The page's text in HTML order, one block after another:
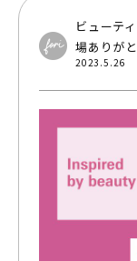
ビューテ
場ありが
2023.5.26